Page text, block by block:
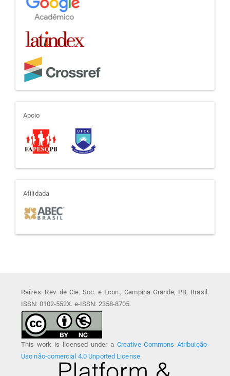
apoio
Apoio
afiliada
Afilidada
Raízes: Rev. de Cie. Soc. e Econ., Campina Grande, PB, Brasil.
ISSN: 0102-552X. e-ISSN: 2358-8705.
This work is licensed under a Creative Commons Atribuição-
Uso não-comercial 4.0 Unported License.